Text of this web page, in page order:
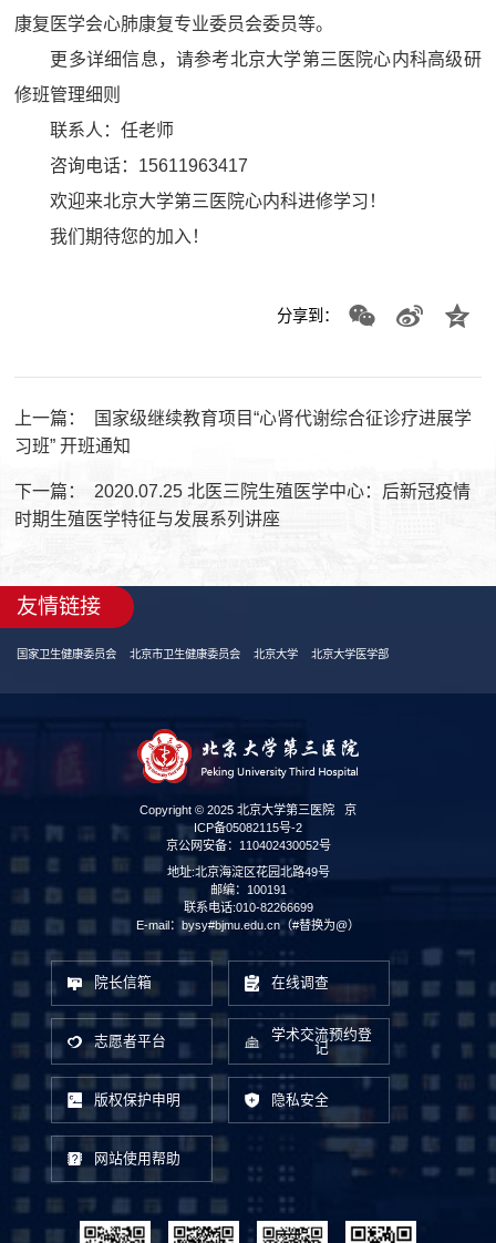
康复医学会心肺康复专业委员会委员等。
更多详细信息，请参考北京大学第三医院心内科高级研
修班管理细则
联系人：任老师
咨询电话：15611963417
欢迎来北京大学第三医院心内科进修学习！
我们期待您的加入！
分享到：
上一篇：
国家级继续教育项目“心肾代谢综合征诊疗进展学
习班” 开班通知
下一篇：
2020.07.25 北医三院生殖医学中心：后新冠疫情
时期生殖医学特征与发展系列讲座
友情链接
国家卫生健康委员会 北京市卫生健康委员会 北京大学 北京大学医学部
Copyright © 2025 北京大学第三医院 京
ICP备05082115号-2
京公网安备：110402430052号
地址:北京海淀区花园北路49号
邮编：100191
联系电话:010-82266699
E-mail：bysy#bjmu.edu.cn（#替换为@）
院长信箱 在线调查
志愿者平台
学术交流预约登
记
版权保护申明 隐私安全
网站使用帮助